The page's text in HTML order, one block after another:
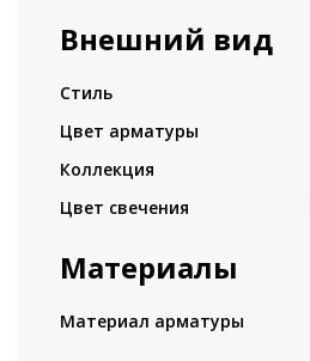
Внешний вид
Стиль
Цвет арматуры
Коллекция
Цвет свечения
Материалы
Материал арматуры